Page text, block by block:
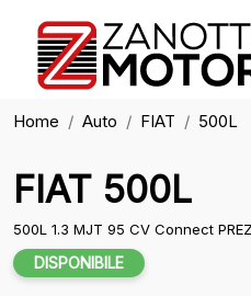
Home Auto FIAT 500L
FIAT 500L
500L 1.3 MJT 95 CV Connect
DISPONIBILE